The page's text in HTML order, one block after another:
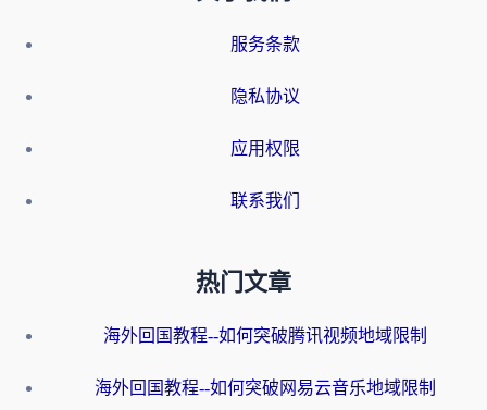
服务条款
隐私协议
应用权限
联系我们
热门文章
海外回国教程--如何突破腾讯视频地域限制
海外回国教程--如何突破网易云音乐地域限制